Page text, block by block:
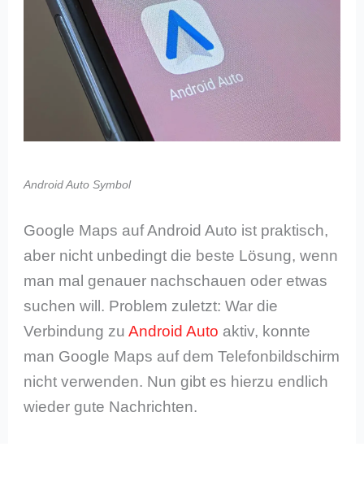
Android Auto Symbol
Google Maps auf Android Auto ist praktisch,
aber nicht unbedingt die beste Lösung, wenn
man mal genauer nachschauen oder etwas
suchen will. Problem zuletzt: War die
Verbindung zuAndroid Auto aktiv, konnte
man Google Maps auf dem Telefonbildschirm
nicht verwenden. Nun gibt es hierzu endlich
wieder gute Nachrichten.